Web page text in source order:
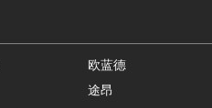
欧蓝德
途昂